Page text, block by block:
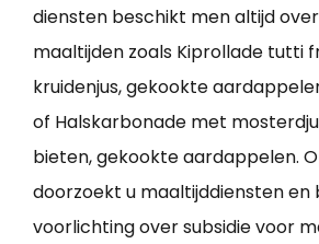
diensten beschikt men altijd
maaltijden zoals Kiprollade tutti
kruidenjus, gekookte
of Halskarbonade met
bieten, gekookte aardappelen.
doorzoekt u maaltijddiensten en
voorlichting over subsidie voor